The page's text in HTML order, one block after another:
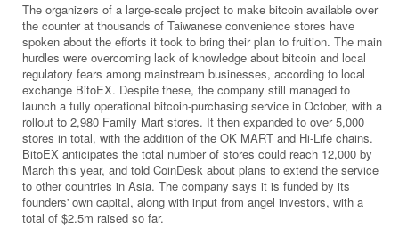
The organizers of a large-scale project to make bitcoin available over
the counter at thousands of Taiwanese convenience stores have
spoken about the efforts it took to bring their plan to fruition. The main
hurdles were overcoming lack of knowledge about bitcoin and local
regulatory fears among mainstream businesses, according to local
exchange BitoEX. Despite these, the company still managed to
launch a fully operational bitcoin-purchasing service in October, with a
rollout to 2,980 Family Mart stores. It then expanded to over 5,000
stores in total, with the addition of the OK MART and Hi-Life chains.
BitoEX anticipates the total number of stores could reach 12,000 by
March this year, and told CoinDesk about plans to extend the service
to other countries in Asia. The company says it is funded by its
founders' own capital, along with input from angel investors, with a
total of $2.5m raised so far.